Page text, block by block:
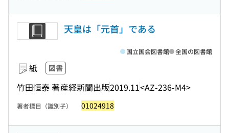
天皇は「元首」である
紙 図書
竹田恒泰 著産経新聞出版2019.11<AZ-236-M4>
国立国会図書館 全国の図書館
著者標目（識別子） 01024918